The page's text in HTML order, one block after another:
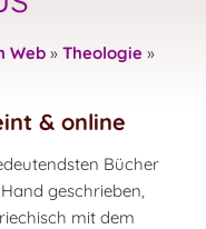
Web » Theologie »
& online
Bücher
geschrieben,
mit dem